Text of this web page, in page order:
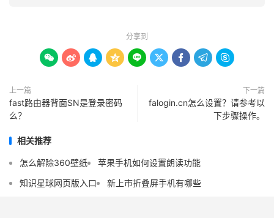
分享到
        
上一篇
fast路由器背面SN是登录密码
么？
下一篇
falogin.cn怎么设置？请参考以
下步骤操作。
相关推荐
怎么解除360壁纸
苹果手机如何设置朗读功能
知识星球网页版入口
新上市折叠屏手机有哪些